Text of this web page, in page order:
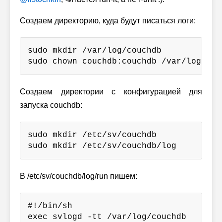
Создаем директорию, куда будут писаться логи:
sudo mkdir /var/log/couchdb
sudo chown couchdb:couchdb /var/log/
Создаем директории с конфигурацией для
запуска couchdb:
sudo mkdir /etc/sv/couchdb
sudo mkdir /etc/sv/couchdb/log
В /etc/sv/couchdb/log/run пишем:
#!/bin/sh
exec svlogd -tt /var/log/couchdb